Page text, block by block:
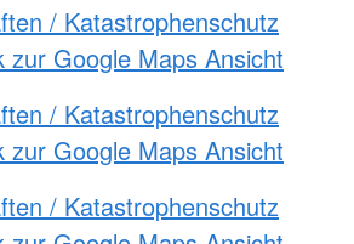
/ Katastrophenschutz
zur Google Maps Ansicht
/ Katastrophenschutz
zur Google Maps Ansicht
/ Katastrophenschutz